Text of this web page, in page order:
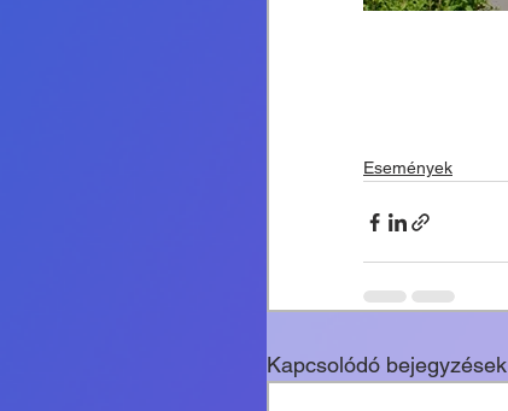
Események
Kapcsolódó bejegyzések